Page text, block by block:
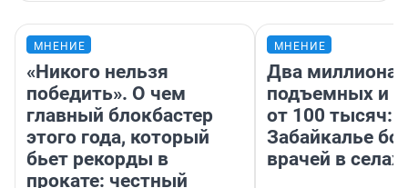
МНЕНИЕ
«Никого нельзя
победить». О чем
главный блокбастер
этого года, который
бьет рекорды в
прокате: честный
МНЕНИЕ
Два миллиона
подъемных и
от 100 тысяч:
Забайкалье
врачей в селах